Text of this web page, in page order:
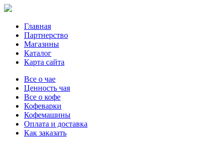
Главная
Партнерство
Магазины
Каталог
Карта сайта
Все о чае
Ценность чая
Все о кофе
Кофеварки
Кофемашины
Оплата и доставка
Как заказать